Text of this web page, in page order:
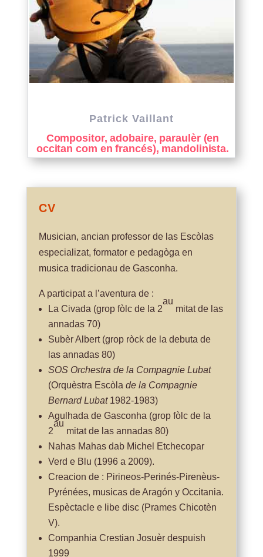
Patrick Vaillant
Compositor, adobaire, paraulèr (en
occitan com en francés), mandolinista.
CV
Musician, ancian professor de las Escòlas
especializat, formator e pedagòga en
musica tradicionau de Gasconha.
A participat a l’aventura de :
La Civada (grop fòlc de la 2
au
mitat de las
annadas 70)
Subèr Albert (grop ròck de la debuta de
las annadas 80)
SOS Orchestra de la Compagnie Lubat
(Orquèstra Escòla de la Compagnie
Bernard Lubat1982-1983)
Agulhada de Gasconha (grop fòlc de la
2
au
mitat de las annadas 80)
Nahas Mahas dab Michel Etchecopar
Verd e Blu (1996 a 2009).
Creacion de : Pirineos-Perinés-Pirenèus-
Pyrénées, musicas de Aragón y Occitania.
Espèctacle e libe disc (Prames Chicotèn
V).
Companhia Crestian Josuèr despuish
1999